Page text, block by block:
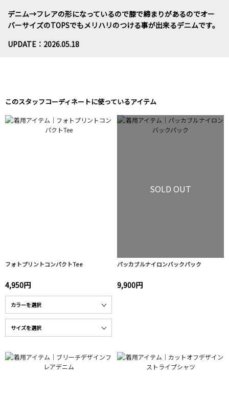
デニム→フレアの形になっているので膝で締まりがあるのでオー
バーサイズのTOPSでもメリハリのつける事が出来るデニムです。
UPDATE：2026.05.18
このスタッフコーディネートに使っているアイテム
フォトプリントコンパクトTee
4,950円
SOLD OUT
パッカブルナイロンバックパック
9,900円